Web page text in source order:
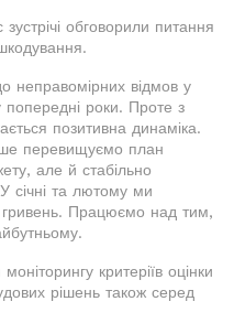
обговорили питання
неправомірних відмов у
попередні роки. Проте з
позитивна динаміка.
перевищуємо план
але й стабільно
січні та лютому ми
Працюємо над тим,
критеріїв оцінки
рішень також серед